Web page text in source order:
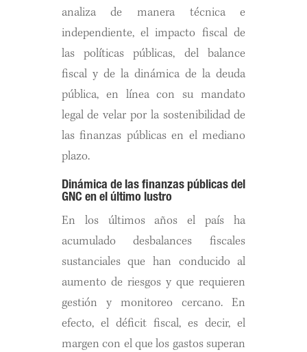
analiza de manera técnica e
independiente, el impacto fiscal de
las políticas públicas, del balance
fiscal y de la dinámica de la deuda
pública, en línea con su mandato
legal de velar por la sostenibilidad de
las finanzas públicas en el mediano
plazo.
Dinámica de las finanzas públicas del
GNC en el último lustro
En los últimos años el país ha
acumulado desbalances fiscales
sustanciales que han conducido al
aumento de riesgos y que requieren
gestión y monitoreo cercano. En
efecto, el déficit fiscal, es decir, el
margen con el que los gastos superan